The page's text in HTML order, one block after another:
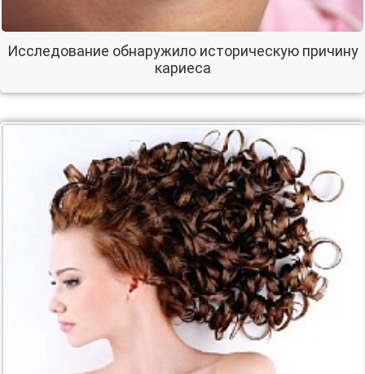
Исследование обнаружило историческую причину
кариеса